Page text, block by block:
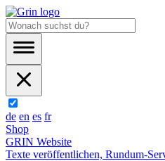
de en es fr
Shop
GRIN Website
Texte veröffentlichen, Rundum-